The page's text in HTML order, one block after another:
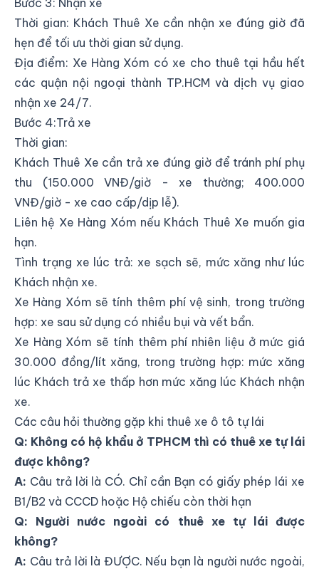
Bước 3: Nhận xe
Thời gian: Khách Thuê Xe cần nhận xe đúng giờ đã
hẹn để tối ưu thời gian sử dụng.
Địa điểm: Xe Hàng Xóm có xe cho thuê tại hầu hết
các quận nội ngoại thành TP.HCM và dịch vụ giao
nhận xe 24/7.
Bước 4:Trả xe
Thời gian:
Khách Thuê Xe cần trả xe đúng giờ để tránh phí phụ
thu (150.000 VNĐ/giờ - xe thường; 400.000
VNĐ/giờ - xe cao cấp/dịp lễ).
Liên hệ Xe Hàng Xóm nếu Khách Thuê Xe muốn gia
hạn.
Tình trạng xe lúc trả: xe sạch sẽ, mức xăng như lúc
Khách nhận xe.
Xe Hàng Xóm sẽ tính thêm phí vệ sinh, trong trường
hợp: xe sau sử dụng có nhiều bụi và vết bẩn.
Xe Hàng Xóm sẽ tính thêm phí nhiên liệu ở mức giá
30.000 đồng/lít xăng, trong trường hợp: mức xăng
lúc Khách trả xe thấp hơn mức xăng lúc Khách nhận
xe.
Các câu hỏi thường gặp khi thuê xe ô tô tự lái
Q: Không có hộ khẩu ở TPHCM thì có thuê xe tự lái
được không?
A: Câu trả lời là CÓ. Chỉ cần Bạn có giấy phép lái xe
B1/B2 và CCCD hoặc Hộ chiếu còn thời hạn
Q: Người nước ngoài có thuê xe tự lái được
không?
A: Câu trả lời là ĐƯỢC. Nếu bạn là người nước ngoài,